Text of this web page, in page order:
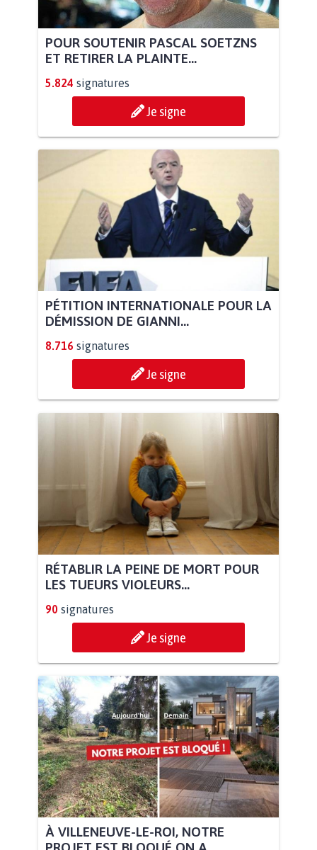
POUR SOUTENIR PASCAL SOETZNS
ET RETIRER LA PLAINTE...
5.824 signatures
Je signe
PÉTITION INTERNATIONALE POUR LA
DÉMISSION DE GIANNI...
8.716 signatures
Je signe
RÉTABLIR LA PEINE DE MORT POUR
LES TUEURS VIOLEURS...
90 signatures
Je signe
À VILLENEUVE-LE-ROI, NOTRE